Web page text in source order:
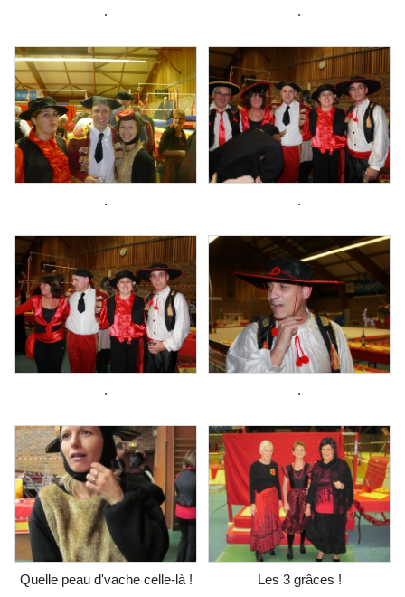
. .
. .
. .
Quelle peau d'vache celle-là ! Les 3 grâces !